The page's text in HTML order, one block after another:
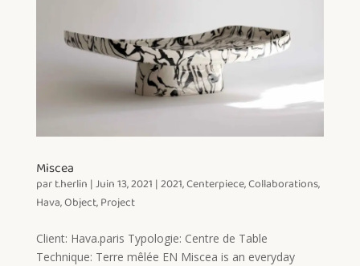
Miscea
part.herlin |Juin 13, 2021 |2021,Centerpiece,Collaborations,
Hava,Object,Project
Client: Hava.paris Typologie: Centre de Table
Technique: Terre mêlée EN Miscea is an everyday